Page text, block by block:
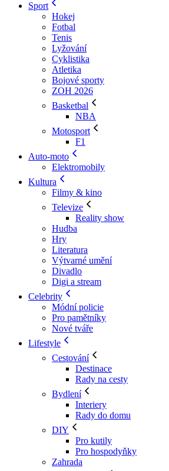
Sport
Hokej
Fotbal
Tenis
Lyžování
Cyklistika
Atletika
Bojové sporty
ZOH 2026
Basketbal
NBA
Motosport
F1
Auto-moto
Elektromobily
Kultura
Filmy & kino
Televize
Reality show
Hudba
Hry
Literatura
Výtvarné umění
Divadlo
Digi a stream
Celebrity
Módní policie
Pro pamětníky
Nové tváře
Lifestyle
Cestování
Destinace
Rady na cesty
Bydlení
Interiery
Rady do domu
DIY
Pro kutily
Pro hospodyňky
Zahrada